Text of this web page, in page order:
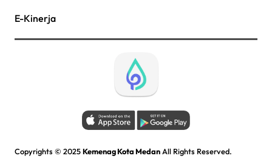
E-Kinerja
Copyrights © 2025Kemenag Kota Medan All Rights Reserved.